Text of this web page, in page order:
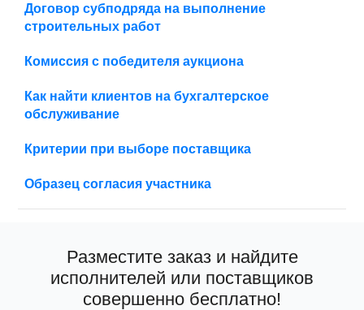
Договор субподряда на выполнение
строительных работ
Комиссия с победителя аукциона
Как найти клиентов на бухгалтерское
обслуживание
Критерии при выборе поставщика
Образец согласия участника
Разместите заказ и найдите
исполнителей или поставщиков
совершенно бесплатно!